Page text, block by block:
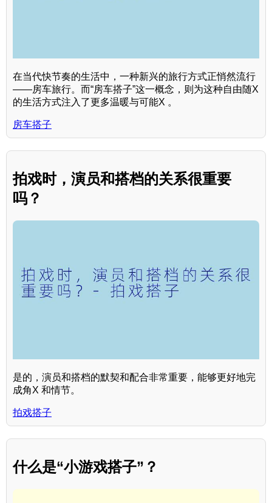
在当代快节奏的生活中，一种新兴的旅行方式正悄然流行
——房车旅行。而“房车搭子”这一概念，则为这种自由随X
的生活方式注入了更多温暖与可能X 。
房车搭子
拍戏时，演员和搭档的关系很重要
吗？
是的，演员和搭档的默契和配合非常重要，能够更好地完
成角X 和情节。
拍戏搭子
什么是“小游戏搭子”？